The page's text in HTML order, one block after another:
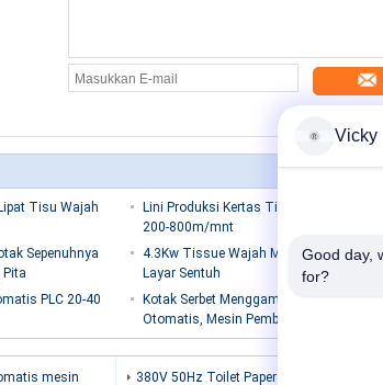
Tisu Wajah
Lini Produksi Kertas Tisu
200-800m/mnt
Sepenuhnya
4.3Kw Tissue Wajah Mesin Kemasan
Layar Sentuh
PLC 20-40
Kotak Serbet Menggambar Mesin
Otomatis, Mesin Pembungkus Kotak
mesin 380V 50Hz Toilet Paper Roll
Vicky
Good day,
for?